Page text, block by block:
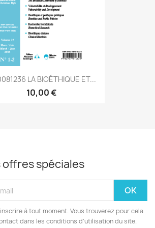
LA BIOÉTHIQUE ET...
10,00 €
offres spéciales
à tout moment. Vous trouverez pour cela
dans les conditions d'utilisation du site.